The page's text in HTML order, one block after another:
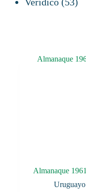
Almanaque 1961
Uruguayo